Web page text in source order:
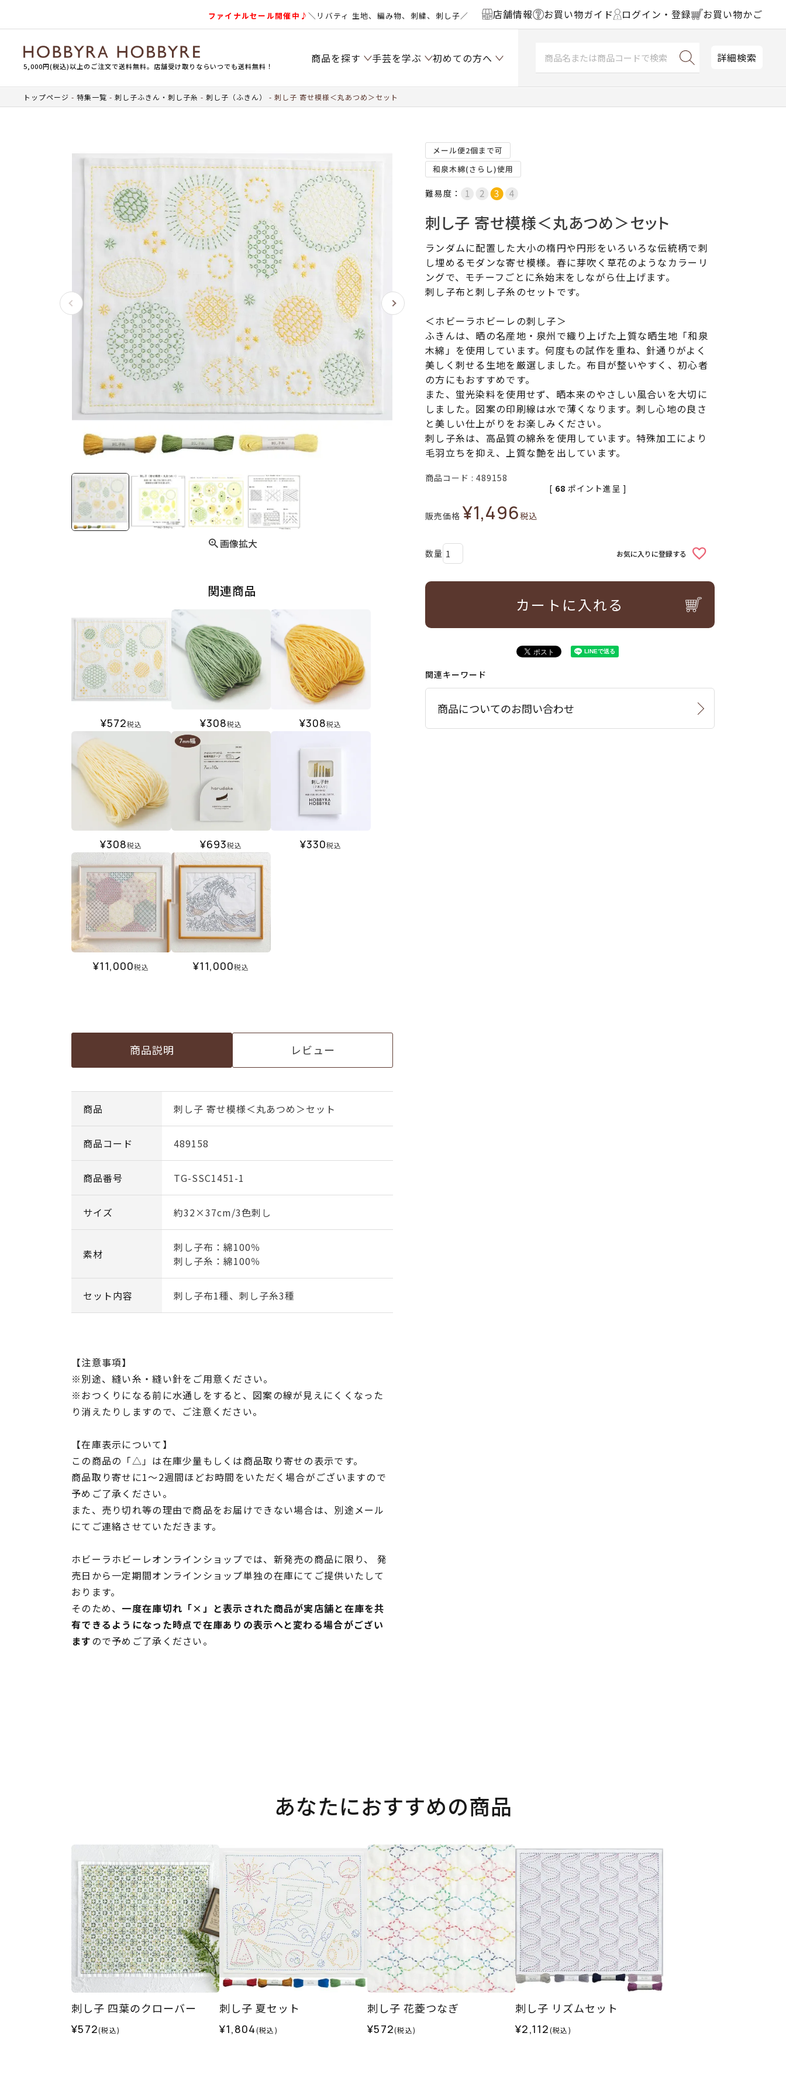
ファイナルセール開催中♪＼リバティ 生地、編み物、刺繍、刺し子／ 店舗情報 お買い物ガイド ログイン・登録 お買い物かご
5,000円(税込)以上のご注文で送料無料。店舗受け取りならいつでも送料無料！
商品を探す 手芸を学ぶ 初めての方へ 詳細検索
トップページ 特集一覧 刺し子ふきん・刺し子糸 刺し子（ふきん） 刺し子 寄せ模様＜丸あつめ＞セット
画像拡大
関連商品
¥572税込 ¥308税込 ¥308税込
¥308税込 ¥693税込 ¥330税込
¥11,000税込 ¥11,000税込
商品説明 レビュー
商品 刺し子 寄せ模様＜丸あつめ＞セット
商品コード 489158
商品番号 TG-SSC1451-1
サイズ 約32×37cm/3色刺し
素材
刺し子布：綿100％
刺し子糸：綿100％
セット内容 刺し子布1種、刺し子糸3種
【注意事項】
※別途、縫い糸・縫い針をご用意ください。
※おつくりになる前に水通しをすると、図案の線が見えにくくなった
り消えたりしますので、ご注意ください。
【在庫表示について】
この商品の「△」は在庫少量もしくは商品取り寄せの表示です。
商品取り寄せに1～2週間ほどお時間をいただく場合がございますので
予めご了承ください。
また、売り切れ等の理由で商品をお届けできない場合は、別途メール
にてご連絡させていただきます。
ホビーラホビーレオンラインショップでは、新発売の商品に限り、 発
売日から一定期間オンラインショップ単独の在庫にてご提供いたして
おります。
そのため、 一度在庫切れ「×」と表示された商品が実店舗と在庫を共
有できるようになった時点で在庫ありの表示へと変わる場合がござい
ますので予めご了承ください。
メール便2個まで可
和泉木綿(さらし)使用
難易度：
刺し子 寄せ模様＜丸あつめ＞セット
ランダムに配置した大小の楕円や円形をいろいろな伝統柄で刺
し埋めるモダンな寄せ模様。春に芽吹く草花のようなカラーリ
ングで、モチーフごとに糸始末をしながら仕上げます。
刺し子布と刺し子糸のセットです。
＜ホビーラホビーレの刺し子＞
ふきんは、晒の名産地・泉州で織り上げた上質な晒生地「和泉
木綿」を使用しています。何度もの試作を重ね、針通りがよく
美しく刺せる生地を厳選しました。布目が整いやすく、初心者
の方にもおすすめです。
また、蛍光染料を使用せず、晒本来のやさしい風合いを大切に
しました。図案の印刷線は水で薄くなります。刺し心地の良さ
と美しい仕上がりをお楽しみください。
刺し子糸は、高品質の綿糸を使用しています。特殊加工により
毛羽立ちを抑え、上質な艶を出しています。
商品コード 489158
販売価格 ¥1,496税込
[ 68 ポイント進呈 ]
お気に入りに登録する
カートに入れる
関連キーワード
商品についてのお問い合わせ
あなたにおすすめの商品
刺し子 四葉のクローバー
¥572(税込)
刺し子 夏セット
¥1,804(税込)
刺し子 花菱つなぎ
¥572(税込)
刺し子 リズムセット
¥2,112(税込)